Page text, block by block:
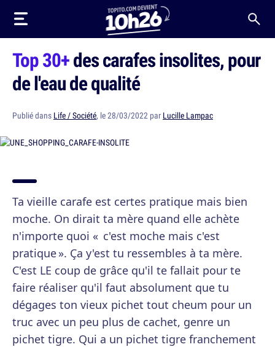
Top 30+des carafes insolites, pour
de l'eau de qualité
Publié dans Life / Société, le 28/03/2022 par Lucille Lampac
Ta vieille carafe est certes pratique mais bien
moche. On dirait ta mère quand elle achète
n'importe quoi « c'est moche mais c'est
pratique ». Ça y'est tu ressembles à ta mère.
C'est LE coup de grâce qu'il te fallait pour te
faire réaliser qu'il faut absolument que tu
dégages ton vieux pichet tout cheum pour un
truc avec un peu plus de cachet, genre un
pichet tigre. Qui a un pichet tigre franchement